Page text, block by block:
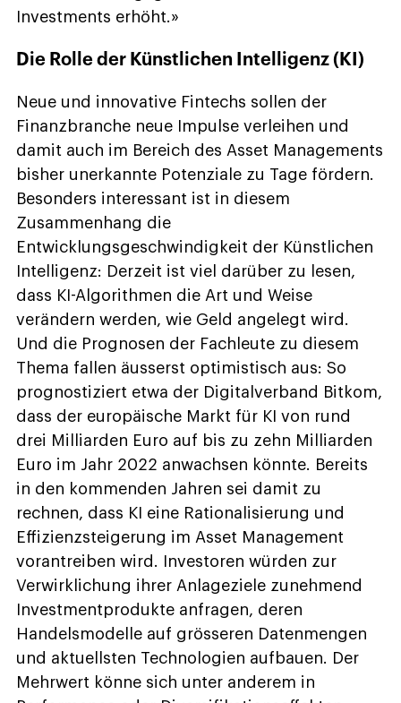
Investments erhöht.»
Die Rolle der Künstlichen Intelligenz (KI)
Neue und innovative Fintechs sollen der
Finanzbranche neue Impulse verleihen und
damit auch im Bereich des Asset Managements
bisher unerkannte Potenziale zu Tage fördern.
Besonders interessant ist in diesem
Zusammenhang die
Entwicklungsgeschwindigkeit der Künstlichen
Intelligenz: Derzeit ist viel darüber zu lesen,
dass KI-Algorithmen die Art und Weise
verändern werden, wie Geld angelegt wird.
Und die Prognosen der Fachleute zu diesem
Thema fallen äusserst optimistisch aus: So
prognostiziert etwa der Digitalverband Bitkom,
dass der europäische Markt für KI von rund
drei Milliarden Euro auf bis zu zehn Milliarden
Euro im Jahr 2022 anwachsen könnte. Bereits
in den kommenden Jahren sei damit zu
rechnen, dass KI eine Rationalisierung und
Effizienzsteigerung im Asset Management
vorantreiben wird. Investoren würden zur
Verwirklichung ihrer Anlageziele zunehmend
Investmentprodukte anfragen, deren
Handelsmodelle auf grösseren Datenmengen
und aktuellsten Technologien aufbauen. Der
Mehrwert könne sich unter anderem in